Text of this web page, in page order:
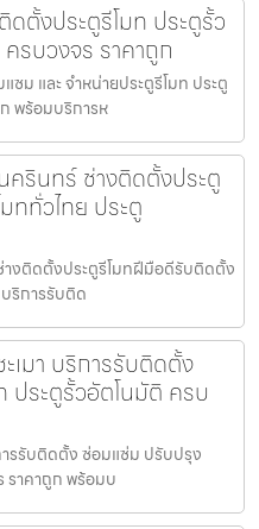
ดตั้งประตูรีโมท ประตูรั้ว
รบวงจร ราคาถูก
ม และ จำหน่ายประตูรีโมท ประตู
พร้อมบริการห
ครินทร์ ช่างติดตั้งประตู
ททั่วไทย ประตู
างติดตั้งประตูรีโมทฝีมือดีรับติดตั้ง
ริการรับติด
เมา บริการรับติดตั้ง
ประตูรั้วอัตโนมัติ ครบ
ารรับติดตั้ง ซ่อมแซ่ม ปรับปรุง
ราคาถูก พร้อมบ